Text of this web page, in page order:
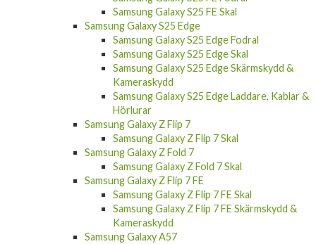
Samsung Galaxy S25 Edge
Samsung Galaxy S25 Edge Fodral
Samsung Galaxy S25 Edge Skal
Samsung Galaxy S25 Edge Skärmskydd &
Kameraskydd
Samsung Galaxy S25 Edge Laddare, Kablar &
Hörlurar
Samsung Galaxy Z Flip 7
Samsung Galaxy Z Flip 7 Skal
Samsung Galaxy Z Fold 7
Samsung Galaxy Z Fold 7 Skal
Samsung Galaxy Z Flip 7 FE
Samsung Galaxy Z Flip 7 FE Skal
Samsung Galaxy Z Flip 7 FE Skärmskydd &
Kameraskydd
Samsung Galaxy A57
Samsung Galaxy A57 Skal